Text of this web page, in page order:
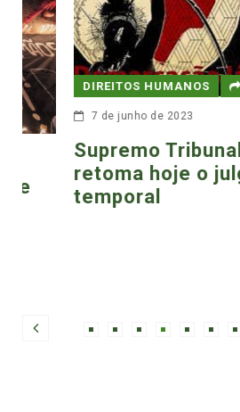
DIREITOS HUMANOS
7 de junho de 2023
Supremo Tribunal
retoma hoje o
temporal